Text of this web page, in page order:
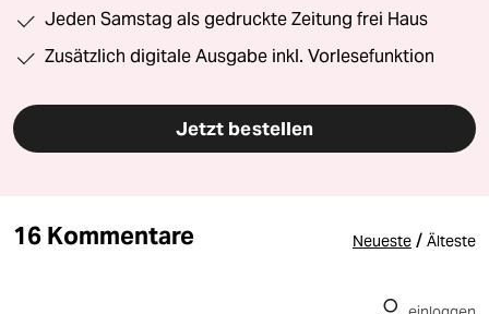
Jeden Samstag als gedruckte Zeitung frei Haus
Zusätzlich digitale Ausgabe inkl. Vorlesefunktion
Jetzt bestellen
16 Kommentare Neueste / Älteste